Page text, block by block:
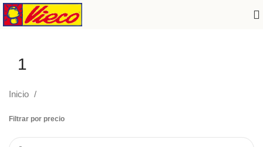
1
Inicio
Filtrar por precio